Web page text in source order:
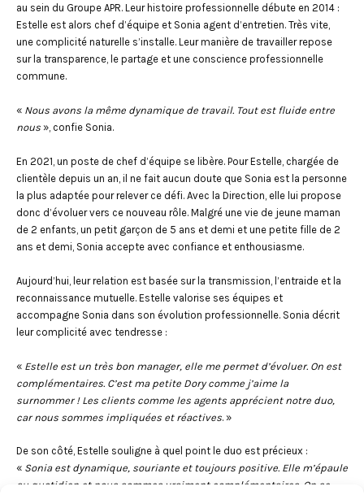
au sein du Groupe APR. Leur histoire professionnelle débute en 2014 :
Estelle est alors chef d’équipe et Sonia agent d’entretien. Très vite,
une complicité naturelle s’installe. Leur manière de travailler repose
sur la transparence, le partage et une conscience professionnelle
commune.
« Nous avons la même dynamique de travail. Tout est fluide entre
nous », confie Sonia.
En 2021, un poste de chef d’équipe se libère. Pour Estelle, chargée de
clientèle depuis un an, il ne fait aucun doute que Sonia est la personne
la plus adaptée pour relever ce défi. Avec la Direction, elle lui propose
donc d’évoluer vers ce nouveau rôle. Malgré une vie de jeune maman
de 2 enfants, un petit garçon de 5 ans et demi et une petite fille de 2
ans et demi, Sonia accepte avec confiance et enthousiasme.
Aujourd’hui, leur relation est basée sur la transmission, l’entraide et la
reconnaissance mutuelle. Estelle valorise ses équipes et
accompagne Sonia dans son évolution professionnelle. Sonia décrit
leur complicité avec tendresse :
« Estelle est un très bon manager, elle me permet d’évoluer. On est
complémentaires. C’est ma petite Dory comme j’aime la
surnommer ! Les clients comme les agents apprécient notre duo,
car nous sommes impliquées et réactives. »
De son côté, Estelle souligne à quel point le duo est précieux :
« Sonia est dynamique, souriante et toujours positive. Elle m’épaule
au quotidien et nous sommes vraiment complémentaires. On se